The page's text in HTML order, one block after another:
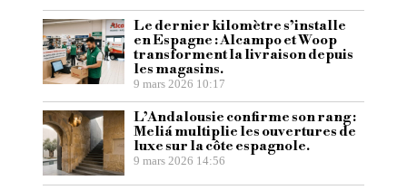
Le dernier kilomètre s’installe
en Espagne : Alcampo et Woop
transforment la livraison depuis
les magasins.
9 mars 2026 10:17
L’Andalousie confirme son rang :
Meliá multiplie les ouvertures de
luxe sur la côte espagnole.
9 mars 2026 14:56